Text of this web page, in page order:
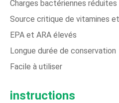
Charges bactériennes réduites
Source critique de vitamines
EPA et ARA élevés
Longue durée de conservation
Facile à utiliser
instructions